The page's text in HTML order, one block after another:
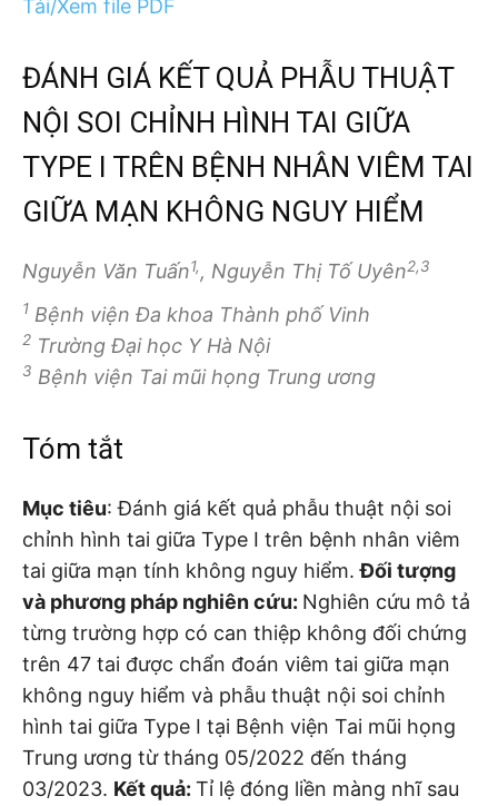
Tải/Xem file PDF
ĐÁNH GIÁ KẾT QUẢ PHẪU THUẬT
NỘI SOI CHỈNH HÌNH TAI GIỮA
TYPE I TRÊN BỆNH NHÂN VIÊM TAI
GIỮA MẠN KHÔNG NGUY HIỂM
Nguyễn Văn Tuấn1,, Nguyễn Thị Tố Uyên2,3
1 Bệnh viện Đa khoa Thành phố Vinh
2 Trường Đại học Y Hà Nội
3 Bệnh viện Tai mũi họng Trung ương
Tóm tắt
Mục tiêu: Đánh giá kết quả phẫu thuật nội soi
chỉnh hình tai giữa Type I trên bệnh nhân viêm
tai giữa mạn tính không nguy hiểm.Đối tượng
và phương pháp nghiên cứu: Nghiên cứu mô tả
từng trường hợp có can thiệp không đối chứng
trên 47 tai được chẩn đoán viêm tai giữa mạn
không nguy hiểm và phẫu thuật nội soi chỉnh
hình tai giữa Type I tại Bệnh viện Tai mũi họng
Trung ương từ tháng 05/2022 đến tháng
03/2023. Kết quả: Tỉ lệ đóng liền màng nhĩ sau